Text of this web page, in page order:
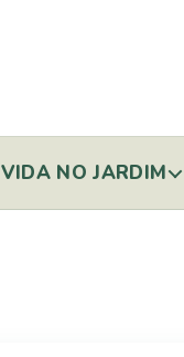
VIDA NO JARDIM